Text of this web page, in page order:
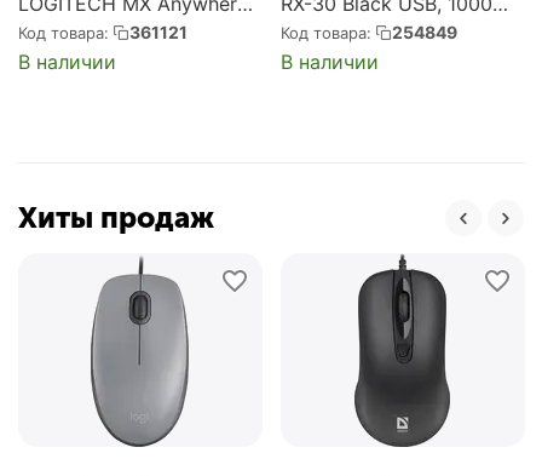
2S Graphite Bluetooth +
радиоканал, USB, 4000
dpi, оптическая, серая
Код товара: 361121
В наличии
dpi, оптическая, чёрная
(SV-018214)
Код товара: 254849
В наличии
Хиты продаж